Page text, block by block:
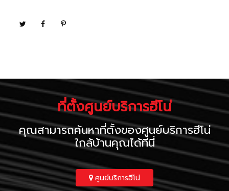
ที่ตั้งศูนย์บริการฮีโน่
คุณสามารถค้นหาที่ตั้งของศูนย์บริการฮีโน่
ใกล้บ้านคุณได้ที่นี่
ศูนย์บริการฮีโน่